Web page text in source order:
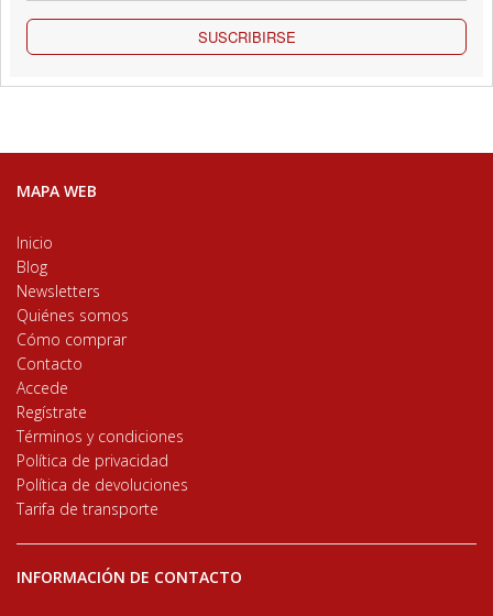
SUSCRIBIRSE
MAPA WEB
Inicio
Blog
Newsletters
Quiénes somos
Cómo comprar
Contacto
Accede
Regístrate
Términos y condiciones
Política de privacidad
Política de devoluciones
Tarifa de transporte
INFORMACIÓN DE CONTACTO